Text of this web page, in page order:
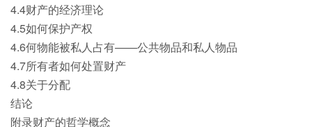
4.4财产的经济理论
4.5如何保护产权
4.6何物能被私人占有——公共物品和私人物品
4.7所有者如何处置财产
4.8关于分配
结论
附录财产的哲学概念